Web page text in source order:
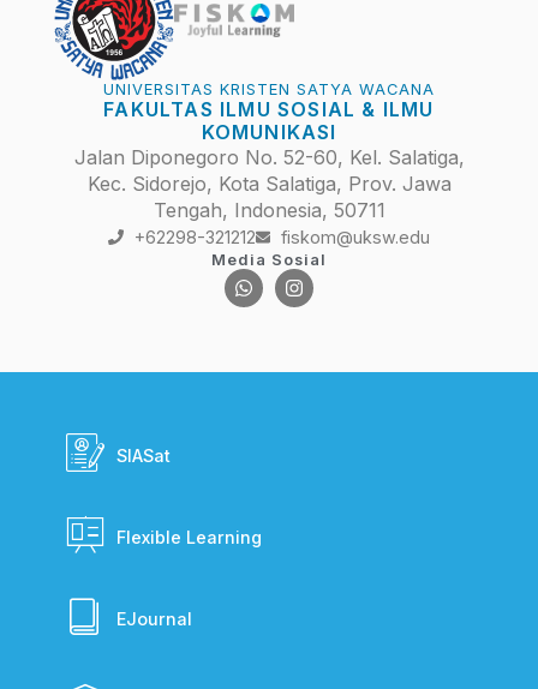
UNIVERSITAS KRISTEN SATYA WACANA
FAKULTAS ILMU SOSIAL & ILMU
KOMUNIKASI
Jalan Diponegoro No. 52-60, Kel. Salatiga,
Kec. Sidorejo, Kota Salatiga, Prov. Jawa
Tengah, Indonesia, 50711
+62298-321212 fiskom@uksw.edu
Media Sosial
SIASat
Flexible Learning
EJournal